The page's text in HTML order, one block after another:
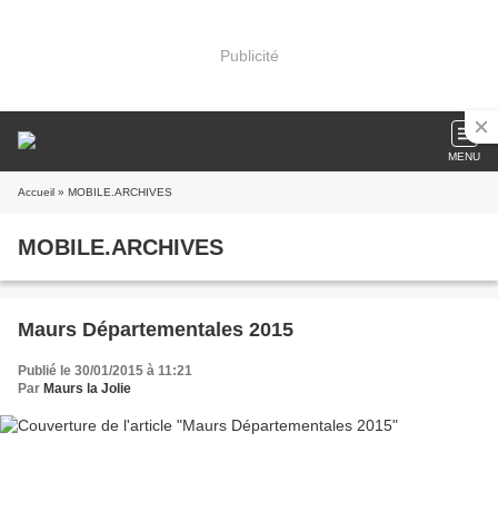
Publicité
MENU
Accueil » MOBILE.ARCHIVES
MOBILE.ARCHIVES
Maurs Départementales 2015
Publié le 30/01/2015 à 11:21
Par Maurs la Jolie